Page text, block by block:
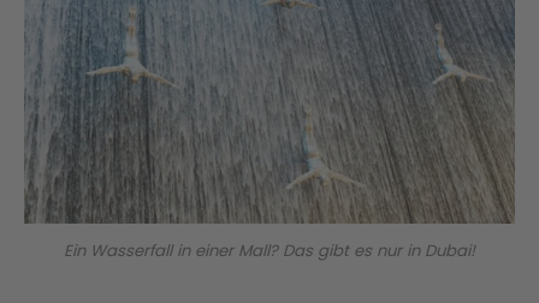
Ein Wasserfall in einer Mall? Das gibt es nur in Dubai!